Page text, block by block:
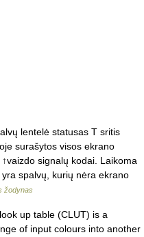
lentelė statusas T sritis
surašytos visos ekrano
signalų kodai. Laikoma
spalvų, kurių nėra ekrano
žodynas
up table (CLUT) is a
of input colours into another